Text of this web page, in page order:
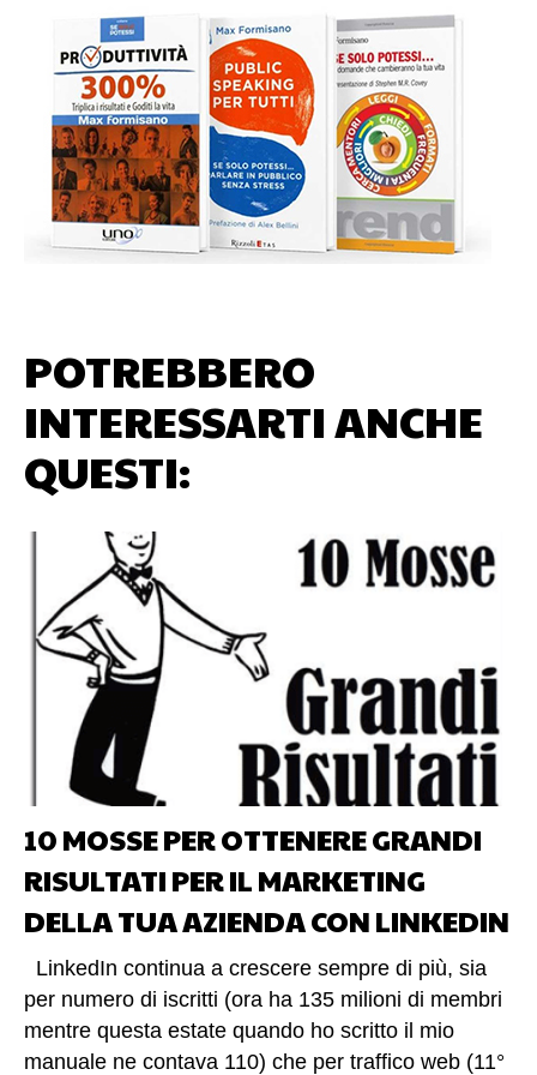
POTREBBERO
INTERESSARTI ANCHE
QUESTI:
10 MOSSE PER OTTENERE GRANDI
RISULTATI PER IL MARKETING
DELLA TUA AZIENDA CON LINKEDIN
LinkedIn continua a crescere sempre di più, sia
per numero di iscritti (ora ha 135 milioni di membri
mentre questa estate quando ho scritto il mio
manuale ne contava 110) che per traffico web (11°